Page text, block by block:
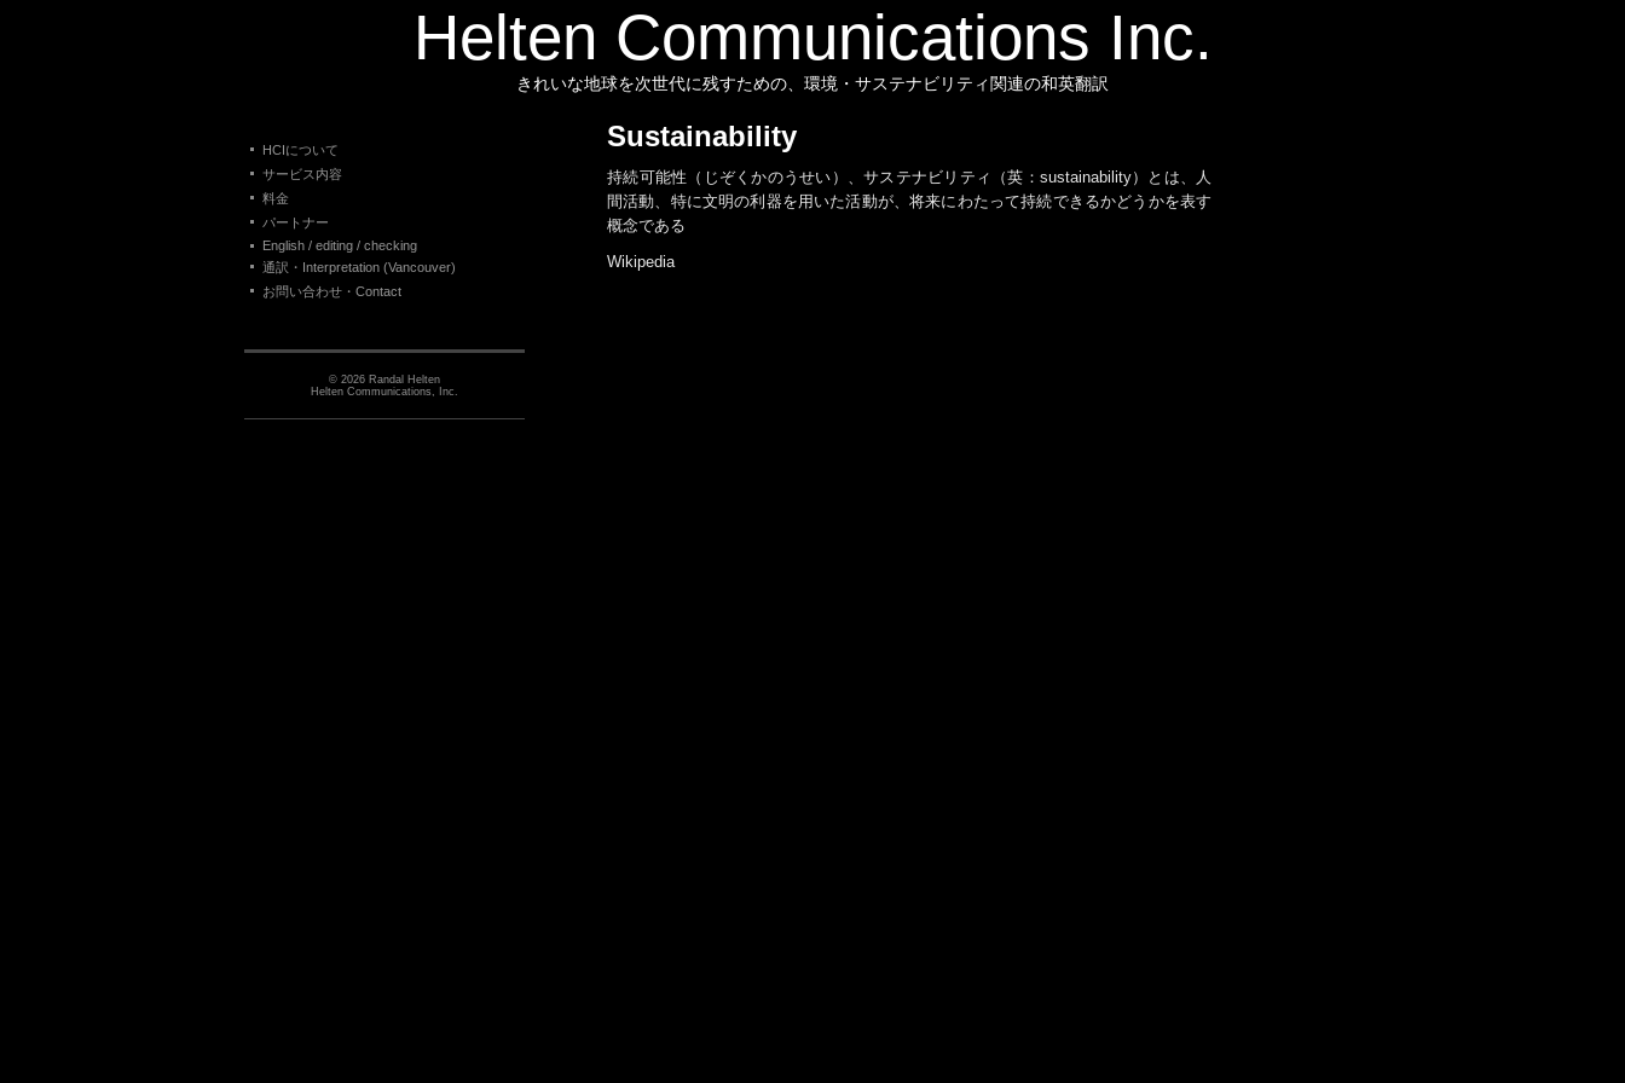
Helten Communications Inc.
きれいな地球を次世代に残すための、環境・サステナビリティ関連の和英翻訳
Sustainability
持続可能性（じぞくかのうせい）、サステナビリティ（英：sustainability）とは、人
間活動、特に文明の利器を用いた活動が、将来にわたって持続できるかどうかを表す
概念である
Wikipedia
HCIについて
サービス内容
料金
パートナー
English / editing / checking
通訳・Interpretation (Vancouver)
お問い合わせ・Contact
© 2026 Randal Helten
Helten Communications, Inc.